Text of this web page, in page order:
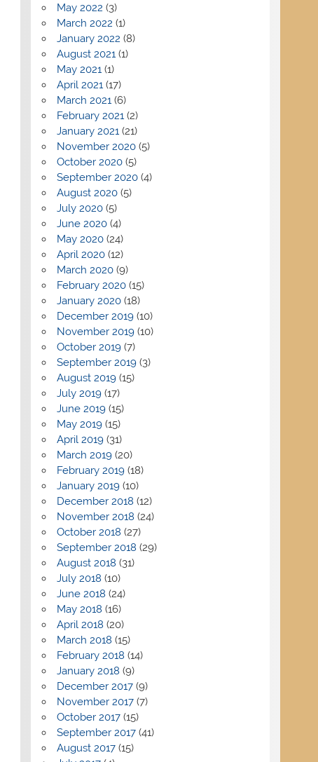
May 2022 (3)
March 2022 (1)
January 2022 (8)
August 2021(1)
May 2021(1)
April 2021(17)
March 2021(6)
February 2021(2)
January 2021(21)
November 2020(5)
October 2020(5)
September 2020(4)
August 2020(5)
July 2020(5)
June 2020(4)
May 2020(24)
April 2020(12)
March 2020(9)
February 2020(15)
January 2020(18)
December 2019(10)
November 2019(10)
October 2019(7)
September 2019(3)
August 2019(15)
July 2019(17)
June 2019(15)
May 2019(15)
April 2019(31)
March 2019(20)
February 2019(18)
January 2019(10)
December 2018 (12)
November 2018 (24)
October 2018 (27)
September 2018 (29)
August 2018 (31)
July 2018 (10)
June 2018 (24)
May 2018 (16)
April 2018 (20)
March 2018 (15)
February 2018 (14)
January 2018 (9)
December 2017(9)
November 2017(7)
October 2017(15)
September 2017(41)
August 2017(15)